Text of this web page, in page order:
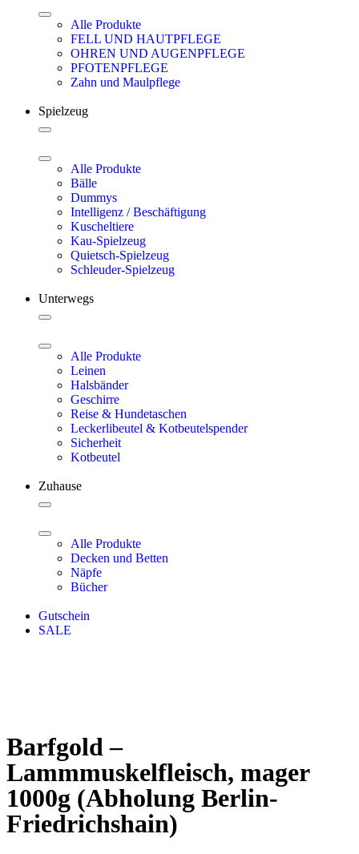
Alle Produkte
FELL UND HAUTPFLEGE
OHREN UND AUGENPFLEGE
PFOTENPFLEGE
Zahn und Maulpflege
Spielzeug
Alle Produkte
Bälle
Dummys
Intelligenz / Beschäftigung
Kuscheltiere
Kau-Spielzeug
Quietsch-Spielzeug
Schleuder-Spielzeug
Unterwegs
Alle Produkte
Leinen
Halsbänder
Geschirre
Reise & Hundetaschen
Leckerlibeutel & Kotbeutelspender
Sicherheit
Kotbeutel
Zuhause
Alle Produkte
Decken und Betten
Näpfe
Bücher
Gutschein
SALE
Barfgold –
Lammmuskelfleisch, mager
1000g (Abholung Berlin-
Friedrichshain)